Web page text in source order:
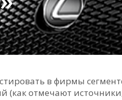
в фирмы
(как отмечают